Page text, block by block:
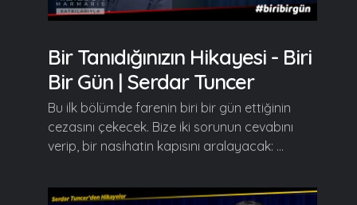
Bir Tanıdığınızın Hikayesi - Biri
Bir Gün | Serdar Tuncer
Bu ilk bölümde farenin biri bir gün ettiğinin
cezasını çekecek. Bize iki sorunun cevabını
verip, bir nasihatin kapısını aralayacak: ...